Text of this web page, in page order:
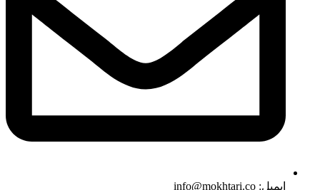
ایمیل: info@mokhtari.co